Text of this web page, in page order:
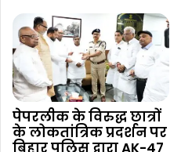
पेपरलीक के विरुद्ध छात्रों
के लोकतांत्रिक प्रदर्शन पर
बिहार पुलिस द्वारा AK-47